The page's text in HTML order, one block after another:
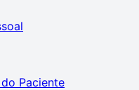
Paciente